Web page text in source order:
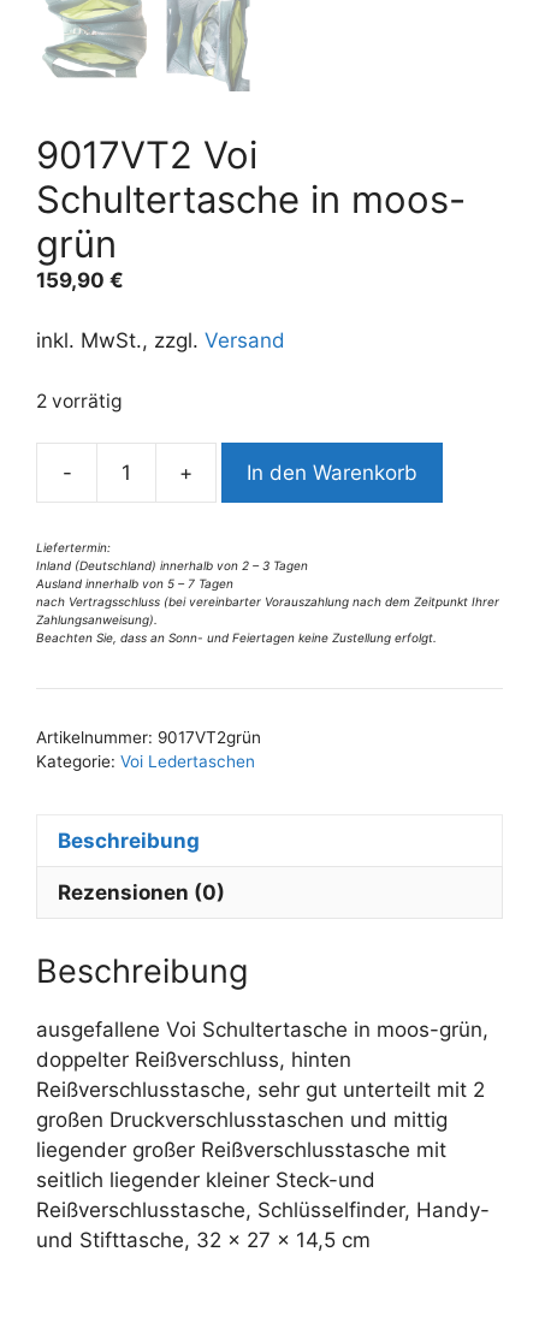
9017VT2 Voi
Schultertasche in moos-
grün
159,90 €
inkl. MwSt., zzgl. Versand
2 vorrätig
-
9017VT2
in
moos-
grün
+ In den Warenkorb
Liefertermin:
Inland (Deutschland) innerhalb von 2 – 3 Tagen
Ausland innerhalb von 5 – 7 Tagen
nach Vertragsschluss (bei vereinbarter Vorauszahlung nach dem Zeitpunkt Ihrer
Zahlungsanweisung).
Beachten Sie, dass an Sonn- und Feiertagen keine Zustellung erfolgt.
e
r
n
a
v
e
Artikelnummer: 9017VT2grün
Kategorie: Voi Ledertaschen
Beschreibung
Rezensionen (0)
Beschreibung
ausgefallene Voi Schultertasche in moos-grün,
doppelter Reißverschluss, hinten
Reißverschlusstasche, sehr gut unterteilt mit 2
großen Druckverschlusstaschen und mittig
liegender großer Reißverschlusstasche mit
seitlich liegender kleiner Steck-und
Reißverschlusstasche, Schlüsselfinder, Handy-
und Stifttasche, 32 x 27 x 14,5 cm